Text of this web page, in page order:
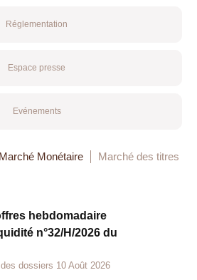
Réglementation
Espace presse
Evénements
Marché Monétaire Marché des titres
hebdomadaire
n°32/H/2026 du
dossiers 10 Août 2026